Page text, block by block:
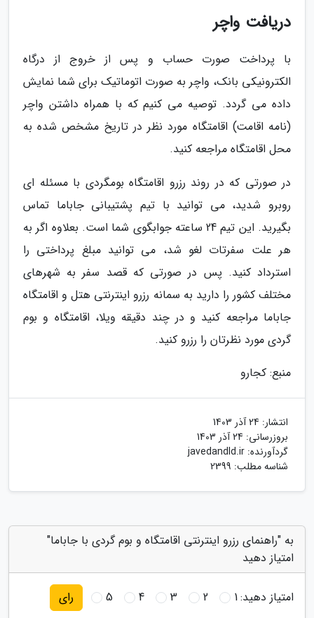
دریافت واچر
با پرداخت صورت حساب و پس از خروج از درگاه
الکترونیکی بانک، واچر به صورت اتوماتیک برای شما نمایش
داده می گردد. توصیه می کنیم که با همراه داشتن واچر
(نامه اقامت) اقامتگاه مورد نظر در تاریخ مشخص شده به
محل اقامتگاه مراجعه کنید.
در صورتی که در روند رزرو اقامتگاه بومگردی با مسئله ای
روبرو شدید، می توانید با تیم پشتیبانی جاباما تماس
بگیرید. این تیم 24 ساعته جوابگوی شما است. بعلاوه اگر به
هر علت سفرتات لغو شد، می توانید مبلغ پرداختی را
استرداد کنید. پس در صورتی که قصد سفر به شهرهای
مختلف کشور را دارید به سمانه رزرو اینترنتی هتل و اقامتگاه
جاباما مراجعه کنید و در چند دقیقه ویلا، اقامتگاه و بوم
گردی مورد نظرتان را رزرو کنید.
منبع: کجارو
انتشار: 24 آذر 1403
بروزرسانی: 24 آذر 1403
گردآورنده: javedandld.ir
شناسه مطلب: 2399
به "راهنمای رزرو اینترنتی اقامتگاه و بوم گردی با جاباما"
امتیاز دهید
امتیاز دهید:1
2
3
4
5 رای